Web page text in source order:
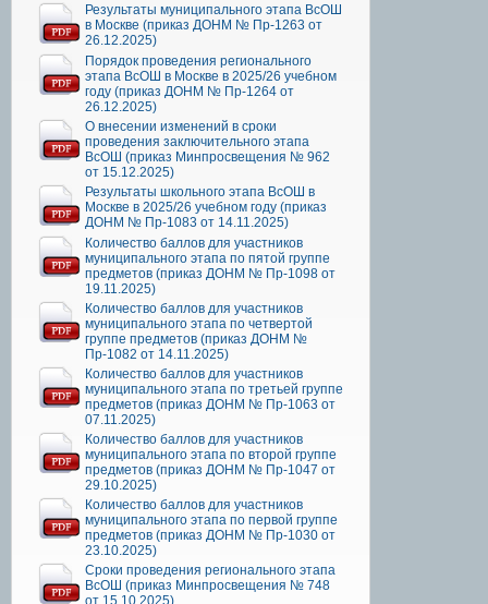
Результаты муниципального этапа ВсОШ
в Москве (приказ ДОНМ № Пр-1263 от
26.12.2025)
Порядок проведения регионального
этапа ВсОШ в Москве в 2025/26 учебном
году (приказ ДОНМ № Пр-1264 от
26.12.2025)
О внесении изменений в сроки
проведения заключительного этапа
ВсОШ (приказ Минпросвещения № 962
от 15.12.2025)
Результаты школьного этапа ВсОШ в
Москве в 2025/26 учебном году (приказ
ДОНМ № Пр-1083 от 14.11.2025)
Количество баллов для участников
муниципального этапа по пятой группе
предметов (приказ ДОНМ № Пр-1098 от
19.11.2025)
Количество баллов для участников
муниципального этапа по четвертой
группе предметов (приказ ДОНМ №
Пр-1082 от 14.11.2025)
Количество баллов для участников
муниципального этапа по третьей группе
предметов (приказ ДОНМ № Пр-1063 от
07.11.2025)
Количество баллов для участников
муниципального этапа по второй группе
предметов (приказ ДОНМ № Пр-1047 от
29.10.2025)
Количество баллов для участников
муниципального этапа по первой группе
предметов (приказ ДОНМ № Пр-1030 от
23.10.2025)
Сроки проведения регионального этапа
ВсОШ (приказ Минпросвещения № 748
от 15.10.2025)